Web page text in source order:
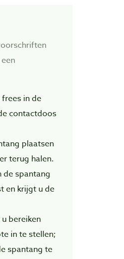
in de
contactdoos
plaatsen
terug halen.
de spantang
en krijgt u de
bereiken
in te stellen;
spantang te